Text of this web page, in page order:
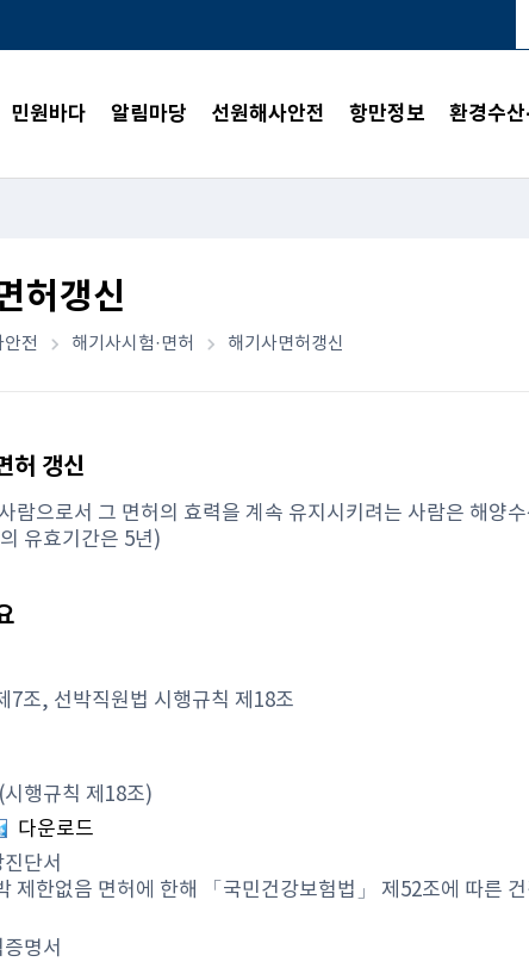
민원바다 알림마당 선원해사안전 항만정보 환경수산
허갱신
전 해기사시험·면허 해기사면허갱신
허 갱신
람으로서 그 면허의 효력을 계속 유지시키려는 사람은 해양
유효기간은 5년)
7조, 선박직원법 시행규칙 제18조
행규칙 제18조)
다운로드
단서
제한없음 면허에 한해 「국민건강보험법」 제52조에 따른
명서